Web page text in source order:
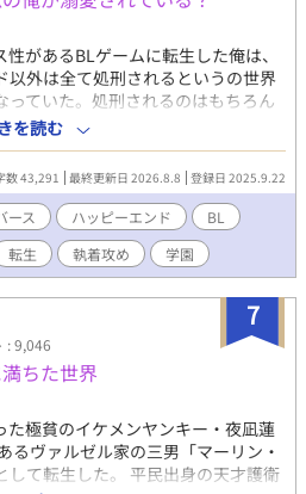
があるBLゲームに転生した俺は、
以外は全て処刑されるというの世界
っていた。処刑されるのはもちろん
りのところで働くか婿入りできたら
、攻略対象者で王太子のアルスタ
……どうしてこうなった？
を読む
数 43,291 最終更新日 2026.8.8 登録日 2025.9.22
ース ハッピーエンド
BL
転生 執着攻め 学園
7
: 9,046
ちた世界
た極貧のイケメンヤンキー・夜凪蓮
るヴァルゼル家の三男「マーリン・
して転生した。 平民出身の天才護衛